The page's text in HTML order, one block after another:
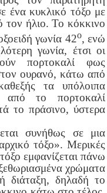
ένα κυκλικό τόξο με
τον ήλιο. Το κόκκινο
γωνία 42ο, ενώ
γωνία, έτσι οι
πορτοκαλί φως
ουρανό, κάτω από
τα υπόλοιπα
το πορτοκαλί
το πράσινο, ύστερα
συνήθως σε μια
τόξο». Μερικές
εμφανίζεται πάνω
χρώματα
διάταξη, δηλαδή το